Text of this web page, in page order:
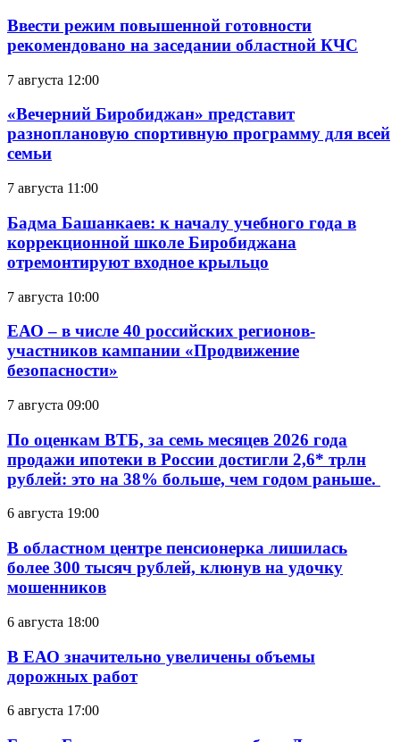
Ввести режим повышенной готовности
рекомендовано на заседании областной КЧС
7 августа 12:00
«Вечерний Биробиджан» представит
разноплановую спортивную программу для всей
семьи
7 августа 11:00
Бадма Башанкаев: к началу учебного года в
коррекционной школе Биробиджана
отремонтируют входное крыльцо
7 августа 10:00
ЕАО – в числе 40 российских регионов-
участников кампании «Продвижение
безопасности»
7 августа 09:00
По оценкам ВТБ, за семь месяцев 2026 года
продажи ипотеки в России достигли 2,6* трлн
рублей: это на 38% больше, чем годом раньше.
6 августа 19:00
В областном центре пенсионерка лишилась
более 300 тысяч рублей, клюнув на удочку
мошенников
6 августа 18:00
В ЕАО значительно увеличены объемы
дорожных работ
6 августа 17:00